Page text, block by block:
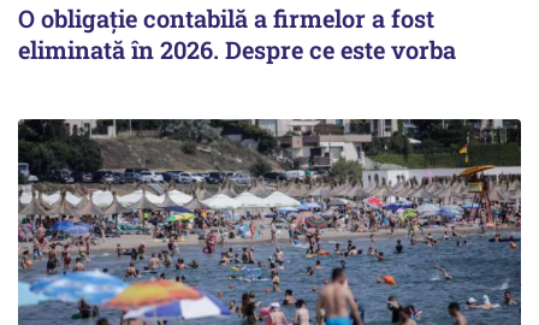
O obligație contabilă a firmelor a fost
eliminată în 2026. Despre ce este vorba